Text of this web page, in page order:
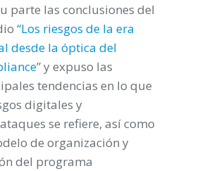
parte las conclusiones del
“Los riesgos de la era
desde la óptica del
” y expuso las
tendencias en lo que
digitales y
se refiere, así como
de organización y
del programa